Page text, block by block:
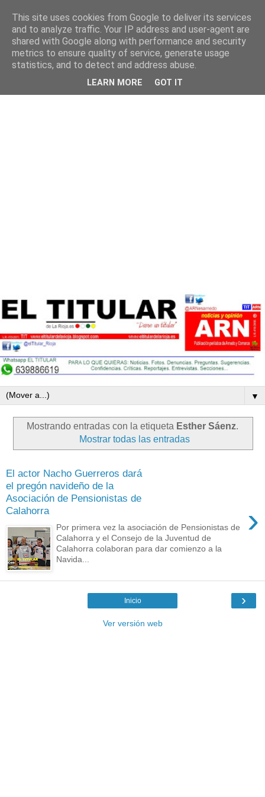
▼
Mostrando entradas con la etiqueta Esther Sáenz.
Mostrar todas las entradas
El actor Nacho Guerreros dará
el pregón navideño de la
Asociación de Pensionistas de
Calahorra
›
Por primera vez la asociación de Pensionistas de
Calahorra y el Consejo de la Juventud de
Calahorra colaboran para dar comienzo a la
Navida...
›
Inicio
Ver versión web
This site uses cookies from Google to deliver its services
and to analyze traffic. Your IP address and user-agent are
shared with Google along with performance and security
metrics to ensure quality of service, generate usage
statistics, and to detect and address abuse.
LEARN MORE GOT IT